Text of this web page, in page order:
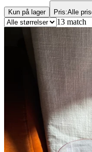
Kun på lager Pris:Alle
13 match